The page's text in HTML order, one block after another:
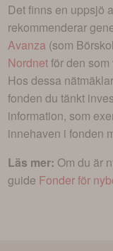
Det finns en uppsjö
rekommenderar
Avanza (som
Nordnetför den
Hos dessa
fonden du tänkt
information, som
innehaven i fonden
Läs mer: Om du är
guide Fonder för